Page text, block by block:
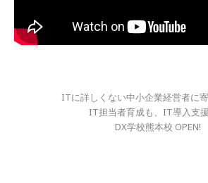
ITに詳しくない中小企業経営者に
IT担当者育成も、IT導入支援
DX学校熊本校 OPEN!